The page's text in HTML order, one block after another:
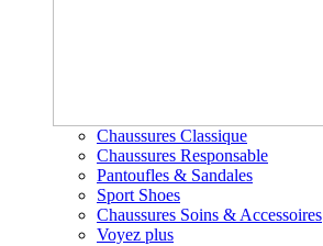
Chaussures Classique
Chaussures Responsable
Pantoufles & Sandales
Sport Shoes
Chaussures Soins & Accessoires
Voyez plus